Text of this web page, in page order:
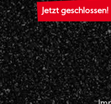
Jetzt geschlossen!